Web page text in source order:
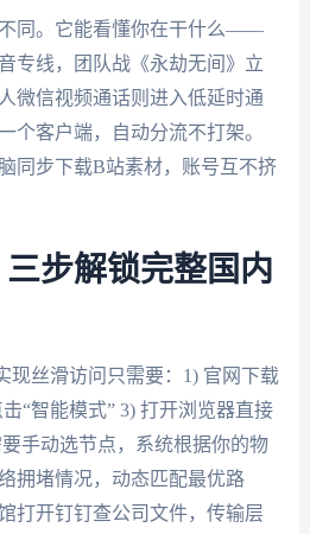
同。它能看懂你在干什么——
专线，团队战《永劫无间》立
微信视频通话则进入低延时通
个客户端，自动分流不打架。
同步下载B站素材，账号互不挤
步解锁完整国内
现丝滑访问只需要：1) 官网下载
“智能模式” 3) 打开浏览器直接
手动选节点，系统根据你的物
拥堵情况，动态匹配最优路
打开钉钉查公司文件，传输层